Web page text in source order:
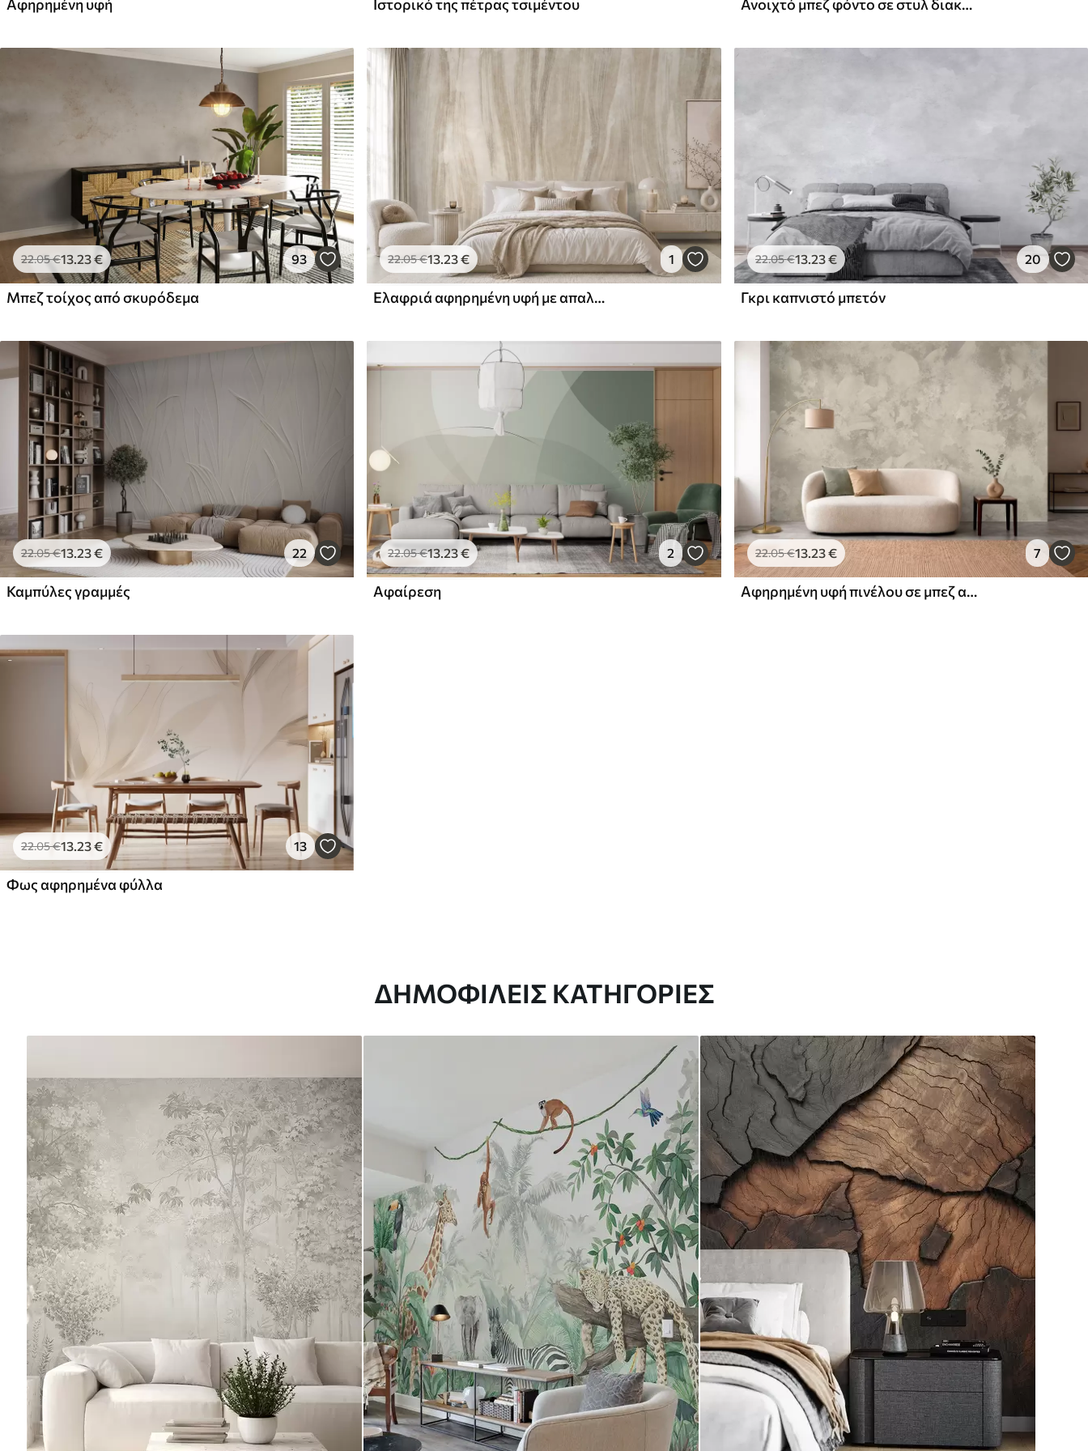
Premium βινύλιο Peel and Stick
Αφηρημένη υφή Ιστορικό της πέτρας τσιμέντου Ανοιχτό μπεζ φόντο σε στυλ διακοσμητικού σοβά, μινιμαλιστικό, με υφή πέτρας
22.05€13.23€ 93
Μπεζ τοίχος από σκυρόδεμα
22.05€13.23€ 1
Ελαφριά αφηρημένη υφή με απαλές κάθετες μεταβάσεις σε κρεμ αποχρώσεις
22.05€13.23€ 20
Γκρι καπνιστό μπετόν
22.05€13 .23€ 22
Καμπύλες γραμμές
22.05€13.23€ 2
Αφαίρεση
22.05€13.23€ 7
Αφηρημένη υφή πινέλου σε μπεζ αποχρώσεις
22.05€13.23€ 13
Φως αφηρημένα φύλλα
ΔΗΜΟΦΙΛΕΊΣ ΚΑΤΗΓΟΡΊΕΣ